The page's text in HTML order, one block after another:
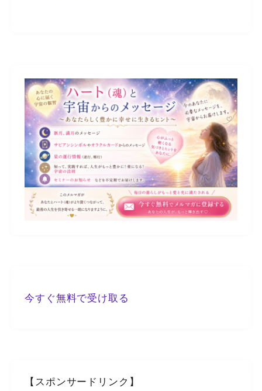
今すぐ無料で受け取る
【スポンサードリンク】